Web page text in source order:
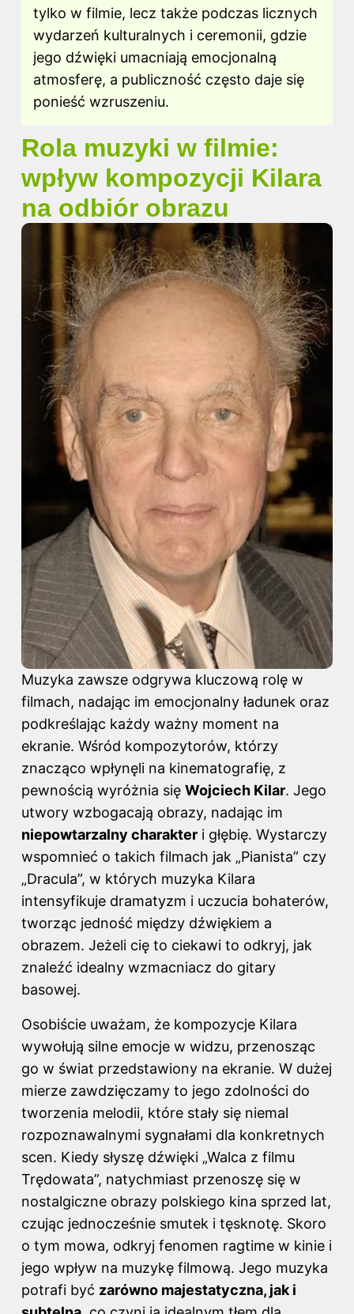
tylko w filmie, lecz także podczas licznych
wydarzeń kulturalnych i ceremonii, gdzie
jego dźwięki umacniają emocjonalną
atmosferę, a publiczność często daje się
ponieść wzruszeniu.
Rola muzyki w filmie:
wpływ kompozycji Kilara
na odbiór obrazu
Muzyka zawsze odgrywa kluczową rolę w
filmach, nadając im emocjonalny ładunek oraz
podkreślając każdy ważny moment na
ekranie. Wśród kompozytorów, którzy
znacząco wpłynęli na kinematografię, z
pewnością wyróżnia się Wojciech Kilar. Jego
utwory wzbogacają obrazy, nadając im
niepowtarzalny charakter i głębię. Wystarczy
wspomnieć o takich filmach jak „Pianista” czy
„Dracula”, w których muzyka Kilara
intensyfikuje dramatyzm i uczucia bohaterów,
tworząc jedność między dźwiękiem a
obrazem. Jeżeli cię to ciekawi to odkryj, jak
znaleźć idealny wzmacniacz do gitary
basowej.
Osobiście uważam, że kompozycje Kilara
wywołują silne emocje w widzu, przenosząc
go w świat przedstawiony na ekranie. W dużej
mierze zawdzięczamy to jego zdolności do
tworzenia melodii, które stały się niemal
rozpoznawalnymi sygnałami dla konkretnych
scen. Kiedy słyszę dźwięki „Walca z filmu
Trędowata”, natychmiast przenoszę się w
nostalgiczne obrazy polskiego kina sprzed lat,
czując jednocześnie smutek i tęsknotę. Skoro
o tym mowa, odkryj fenomen ragtime w kinie i
jego wpływ na muzykę filmową. Jego muzyka
potrafi być zarówno majestatyczna, jak i